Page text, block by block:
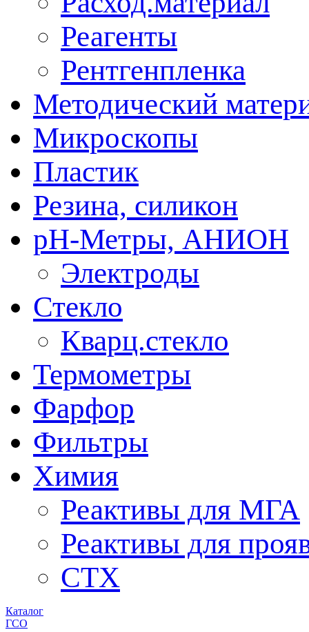
Реагенты
Рентгенпленка
Методический
Микроскопы
Пластик
Резина, силикон
рН-Метры, АНИОН
Электроды
Стекло
Кварц.стекло
Термометры
Фарфор
Фильтры
Химия
Реактивы для МГА
Реактивы для
СТХ
Каталог
ГСО